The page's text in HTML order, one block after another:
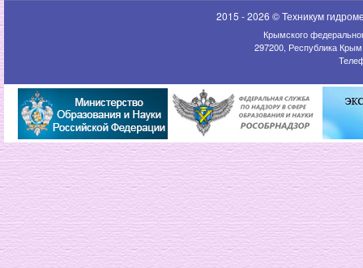
2015 - 2026 © Техникум
Крымского
297200, Республика